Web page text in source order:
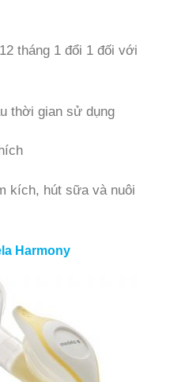
tháng 1 đổi 1 đối với
thời gian sử dụng
kích, hút sữa và nuôi
Harmony